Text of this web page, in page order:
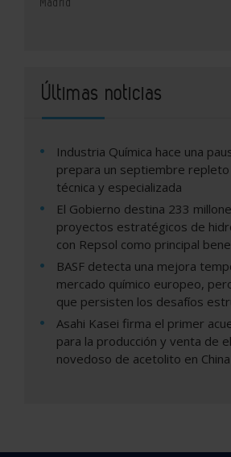
Últimas noticias
Industria Química hace una
prepara un septiembre repleto
técnica y especializada
El Gobierno destina 233
proyectos estratégicos de
con Repsol como principal
BASF detecta una mejora
mercado químico europeo,
que persisten los desafíos
Asahi Kasei firma el primer
para la producción y venta de
novedoso de acetolito en China